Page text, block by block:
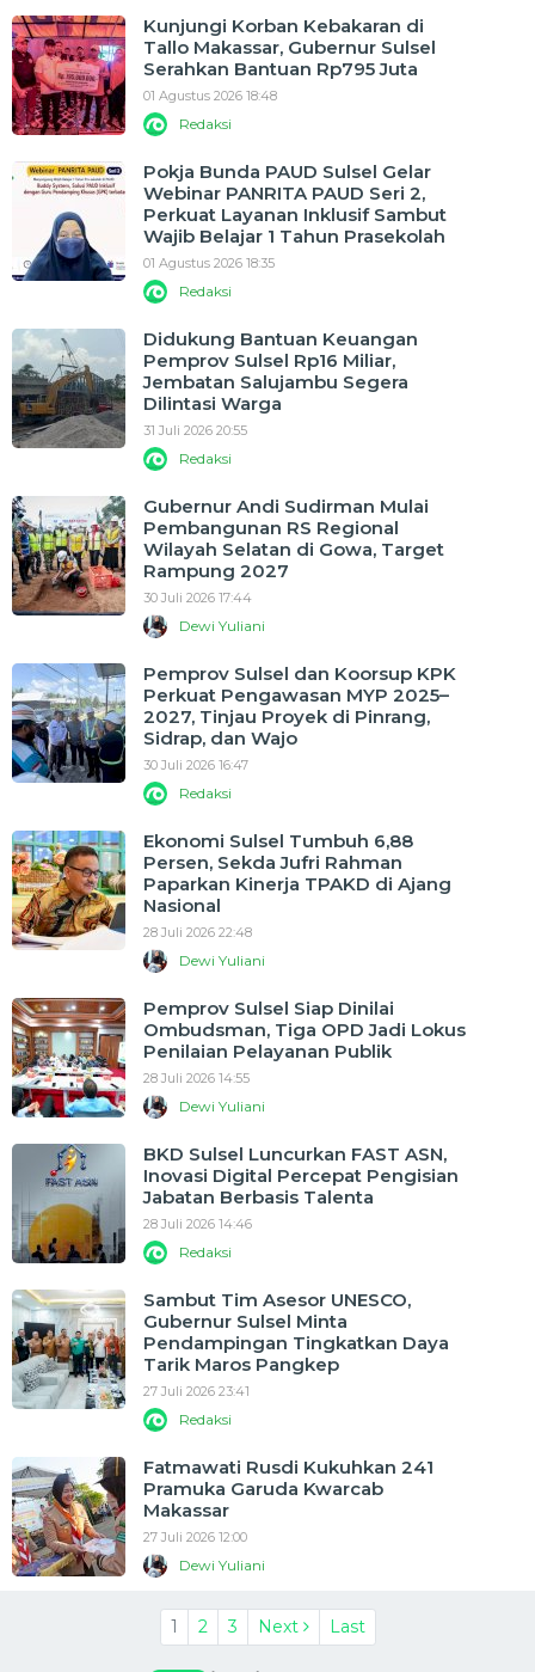
Kunjungi Korban Kebakaran di
Tallo Makassar, Gubernur Sulsel
Serahkan Bantuan Rp795 Juta
01 Agustus 2026 18:48
Redaksi
Pokja Bunda PAUD Sulsel Gelar
Webinar PANRITA PAUD Seri 2,
Perkuat Layanan Inklusif Sambut
Wajib Belajar 1 Tahun Prasekolah
01 Agustus 2026 18:35
Redaksi
Didukung Bantuan Keuangan
Pemprov Sulsel Rp16 Miliar,
Jembatan Salujambu Segera
Dilintasi Warga
31 Juli 2026 20:55
Redaksi
Gubernur Andi Sudirman Mulai
Pembangunan RS Regional
Wilayah Selatan di Gowa, Target
Rampung 2027
30 Juli 2026 17:44
Dewi Yuliani
Pemprov Sulsel dan Koorsup KPK
Perkuat Pengawasan MYP 2025–
2027, Tinjau Proyek di Pinrang,
Sidrap, dan Wajo
30 Juli 2026 16:47
Redaksi
Ekonomi Sulsel Tumbuh 6,88
Persen, Sekda Jufri Rahman
Paparkan Kinerja TPAKD di Ajang
Nasional
28 Juli 2026 22:48
Dewi Yuliani
Pemprov Sulsel Siap Dinilai
Ombudsman, Tiga OPD Jadi Lokus
Penilaian Pelayanan Publik
28 Juli 2026 14:55
Dewi Yuliani
BKD Sulsel Luncurkan FAST ASN,
Inovasi Digital Percepat Pengisian
Jabatan Berbasis Talenta
28 Juli 2026 14:46
Redaksi
Sambut Tim Asesor UNESCO,
Gubernur Sulsel Minta
Pendampingan Tingkatkan Daya
Tarik Maros Pangkep
27 Juli 2026 23:41
Redaksi
Fatmawati Rusdi Kukuhkan 241
Pramuka Garuda Kwarcab
Makassar
27 Juli 2026 12:00
Dewi Yuliani
1 2 3 Next Last